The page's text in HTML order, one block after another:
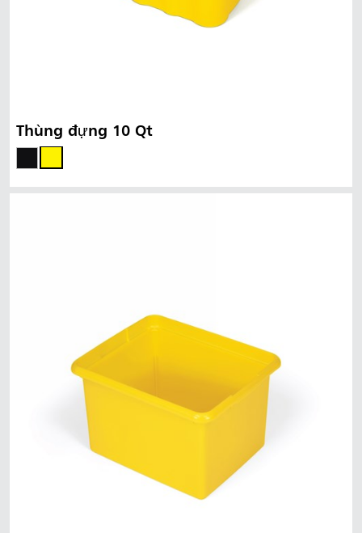
Thùng đựng 10 Qt